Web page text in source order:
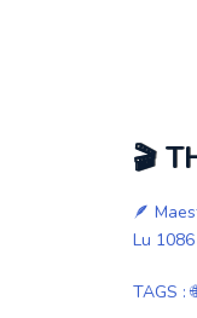
🎬
🪶
Lu
TAGS :